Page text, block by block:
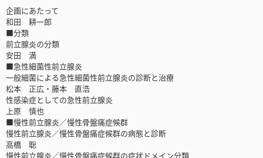
企画にあたって
和田 耕一郎
■分類
前立腺炎の分類
安田 満
■急性細菌性前立腺炎
一般細菌による急性細菌性前立腺炎の診断と治療
松本 正広・藤本 直浩
性感染症としての急性前立腺炎
上原 慎也
■慢性前立腺炎／慢性骨盤痛症候群
慢性前立腺炎／慢性骨盤痛症候群の病態と診断
高橋 聡
慢性前立腺炎／慢性骨盤痛症候群の症状ドメイン分類